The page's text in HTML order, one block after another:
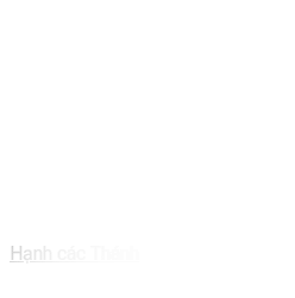
Hạnh các Thánh